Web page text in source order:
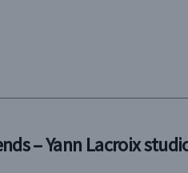
– Yann Lacroix